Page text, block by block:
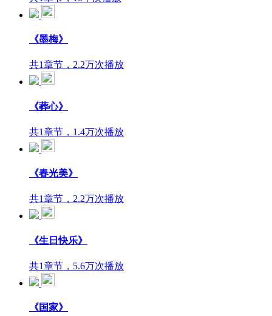
《墨梅》
共1章节，2.2万次播放
《葬心》
共1章节，1.4万次播放
《春光美》
共1章节，2.2万次播放
《生日快乐》
共1章节，5.6万次播放
《国家》